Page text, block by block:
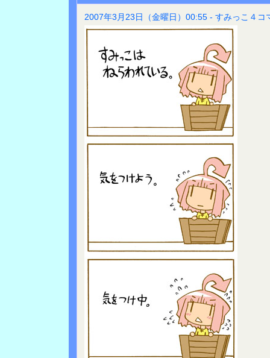
2007年3月23日（金曜日）00:55 - すみっこ４コ